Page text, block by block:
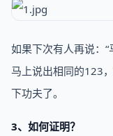
如果下次有人再说：
马上说出相同的123
下功夫了。
3、如何证明？